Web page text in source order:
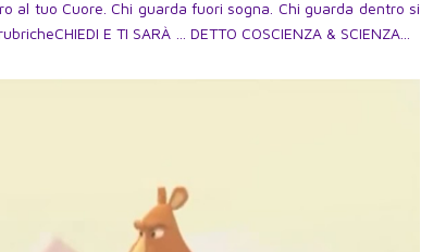
al tuo Cuore. Chi guarda fuori sogna. Chi guarda dentro si
E TI SARÀ … DETTO COSCIENZA & SCIENZA...